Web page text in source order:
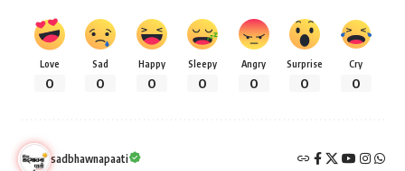
Love
0
Sad
0
Happy
0
Sleepy
0
Angry
0
Surprise
0
Cry
0
sadbhawnapaati